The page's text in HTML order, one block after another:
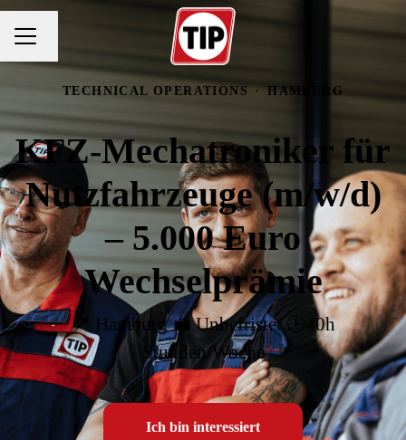
KARRIEREMENÜ
Sprache ändern
TECHNICAL OPERATIONS · HAMBURG
KFZ-Mechatroniker für
Nutzfahrzeuge (m/w/d)
– 5.000 Euro
Wechselprämie
📍 Hamburg 💼 Unbefristet 🕒40h
Stunden/Woche
Ich bin interessiert